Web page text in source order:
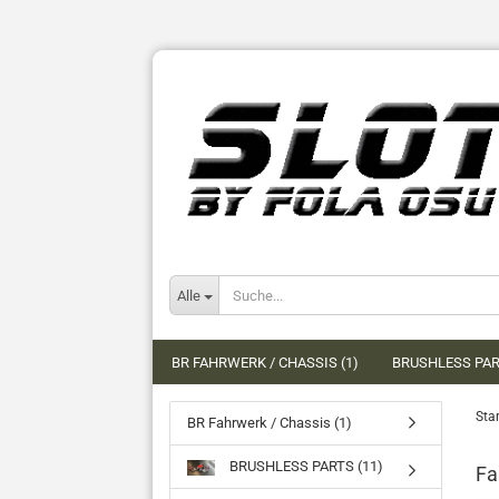
Alle
BR FAHRWERK / CHASSIS (1) BRUSHLESS
BR Fahrwerk / Chassis (1)
BRUSHLESS PARTS (11)